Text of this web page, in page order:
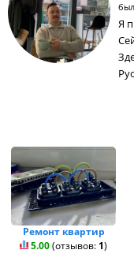
Я
Ремонт квартир
5.00(отзывов: 1)